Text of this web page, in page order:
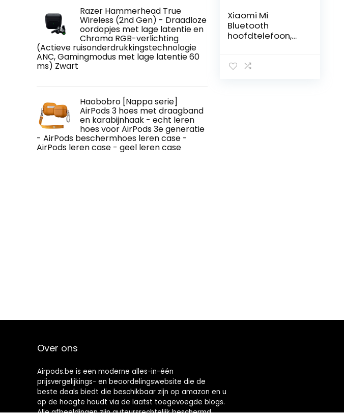
Razer Hammerhead True
Wireless (2nd Gen) - Draadloze
oordopjes met lage latentie en
Chroma RGB-verlichting
(Actieve ruisonderdrukkingstechnologie
ANC, Gamingmodus met lage latentie 60
ms) Zwart
Haobobro [Nappa serie]
AirPods 3 hoes met draagband
en karabijnhaak - echt leren
hoes voor AirPods 3e generatie
- AirPods beschermhoes leren case -
AirPods leren case - geel leren case
Xiaomi Mi
Bluetooth
hoofdtelefoon,
hoofdtelefoon, 2
Over ons
Airpods.be is een moderne alles-in-één
prijsvergelijkings- en beoordelingswebsite die de
beste deals biedt die beschikbaar zijn op amazon en u
op de hoogte houdt via de laatst toegevoegde blogs.
Alle afbeeldingen zijn auteursrechtelijk beschermd